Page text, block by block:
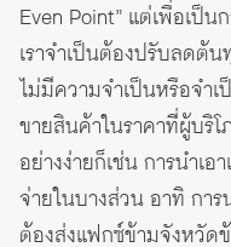
Even Point” แต่เพื่อเป็
เราจำเป็นต้องปรับลดต้
ไม่มีความจำเป็นหรือจำ
ขายสินค้าในราคาที่ผู้บริ
อย่างง่ายก็เช่น การนำเอ
จ่ายในบางส่วน อาทิ การ
ต้องส่งแฟกซ์ข้ามจังหวัด